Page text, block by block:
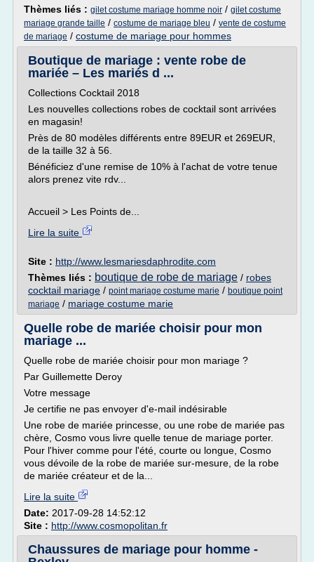
Thèmes liés : gilet costume mariage homme noir / gilet costume
mariage grande taille / costume de mariage bleu / vente de costume
de mariage / costume de mariage pour hommes
Boutique de mariage : vente robe de
mariée – Les mariés d ...
Collections Cocktail 2018
Les nouvelles collections robes de cocktail sont arrivées
en magasin!
Près de 80 modèles différents entre 89EUR et 269EUR,
de la taille 32 à 56.
Bénéficiez d'une remise de 10% à l'achat de votre tenue
alors prenez vite rdv...
Accueil > Les Points de...
Lire la suite
Site : http://www.lesmariesdaphrodite.com
Thèmes liés : boutique de robe de mariage / robes
cocktail mariage / point mariage costume marie / boutique point
mariage / mariage costume marie
Quelle robe de mariée choisir pour mon
mariage ...
Quelle robe de mariée choisir pour mon mariage ?
Par Guillemette Deroy
Votre message
Je certifie ne pas envoyer d'e-mail indésirable
Une robe de mariée princesse, ou une robe de mariée pas
chère, Cosmo vous livre quelle tenue de mariage porter.
Pour l'hiver comme pour l'été, courte ou longue, Cosmo
vous dévoile de la robe de mariée sur-mesure, de la robe
de mariée créateur et de la...
Lire la suite
Date: 2017-09-28 14:52:12
Site : http://www.cosmopolitan.fr
Chaussures de mariage pour homme -